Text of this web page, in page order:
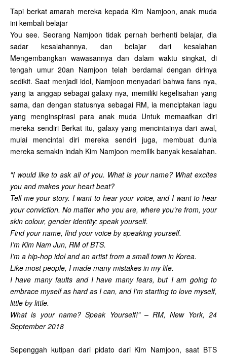
Tapi berkat amarah mereka kepada Kim Namjoon, anak muda
ini kembali belajar
You see. Seorang Namjoon tidak pernah berhenti belajar, dia
sadar kesalahannya, dan belajar dari kesalahan
Mengembangkan wawasannya dan dalam waktu singkat, di
tengah umur 20an Namjoon telah berdamai dengan dirinya
sedikit. Saat menjadi idol, Namjoon menyadari bahwa fans nya,
yang ia anggap sebagai galaxy nya, memiliki kegelisahan yang
sama, dan dengan statusnya sebagai RM, ia menciptakan lagu
yang menginspirasi para anak muda Untuk memaafkan diri
mereka sendiri Berkat itu, galaxy yang mencintainya dari awal,
mulai mencintai diri mereka sendiri juga, membuat dunia
mereka semakin indah Kim Namjoon memilik banyak kesalahan.
"I would like to ask all of you. What is your name? What excites
you and makes your heart beat?
Tell me your story. I want to hear your voice, and I want to hear
your conviction. No matter who you are, where you’re from, your
skin colour, gender identity: speak yourself.
Find your name, find your voice by speaking yourself.
I’m Kim Nam Jun, RM of BTS.
I’m a hip-hop idol and an artist from a small town in Korea.
Like most people, I made many mistakes in my life.
I have many faults and I have many fears, but I am going to
embrace myself as hard as I can, and I’m starting to love myself,
little by little.
What is your name? Speak Yourself!" – RM, New York, 24
September 2018
Sepenggah kutipan dari pidato dari Kim Namjoon, saat BTS